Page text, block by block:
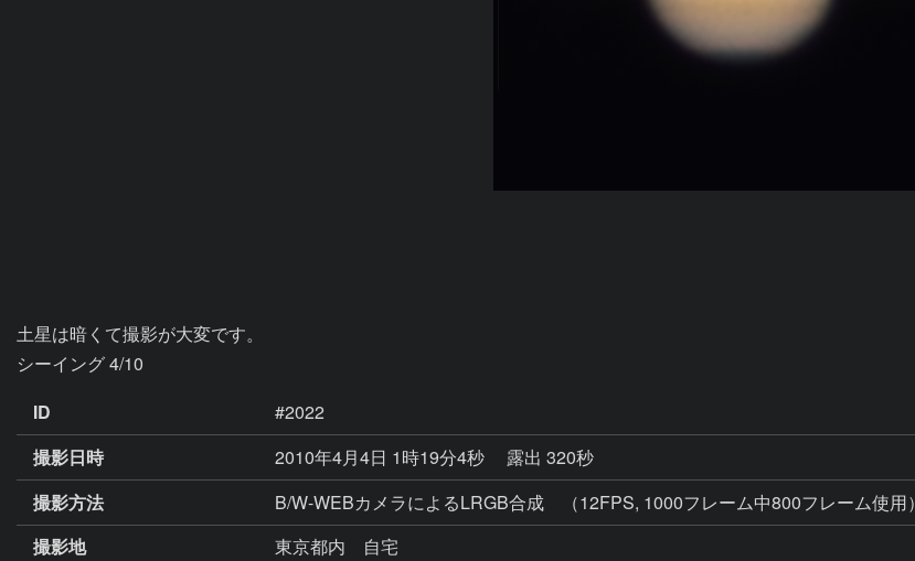
土星は暗くて撮影が大変です。
シーイング 4/10
ID
#2022
撮影日時
2010年4月4日 1時19分4秒
露出 320秒
撮影方法
B/W-WEBカメラによるLRGB合成 （12FPS, 1000フレーム中800フレーム使用）
撮影地
東京都内 自宅